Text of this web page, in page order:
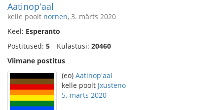
Aatinopʻaal
kelle poolt nornen, 3. märts 2020
Keel: Esperanto
Postitused: 5 Külastusi: 20460
Viimane postitus
(eo) Aatinopʻaal
kelle poolt Jxusteno
5. märts 2020